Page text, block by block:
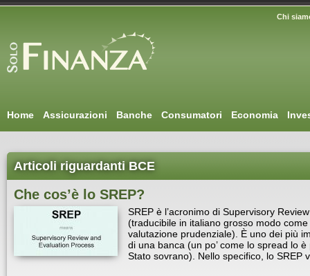
Chi
Home Assicurazioni Banche Consumatori Economia
Articoli riguardanti BCE
Che cos’è lo SREP?
SREP è l’acronimo di Supervisory
(traducibile in italiano grosso modo
valutazione prudenziale). È uno dei più
di una banca (un po’ come lo spread lo
Stato sovrano). Nello specifico, lo SREP